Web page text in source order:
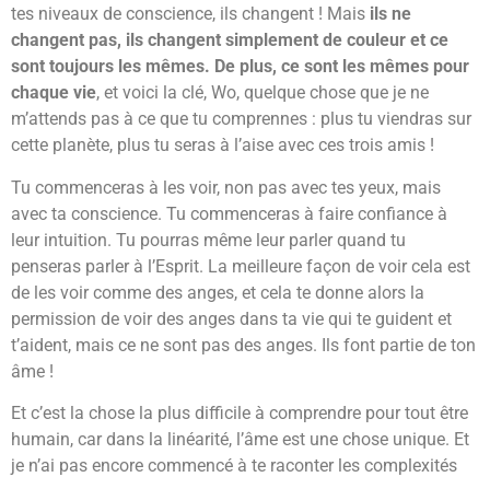
tes niveaux de conscience, ils changent ! Mais ils ne
changent pas, ils changent simplement de couleur et ce
sont toujours les mêmes. De plus, ce sont les mêmes pour
chaque vie, et voici la clé, Wo, quelque chose que je ne
m’attends pas à ce que tu comprennes : plus tu viendras sur
cette planète, plus tu seras à l’aise avec ces trois amis !
Tu commenceras à les voir, non pas avec tes yeux, mais
avec ta conscience. Tu commenceras à faire confiance à
leur intuition. Tu pourras même leur parler quand tu
penseras parler à l’Esprit. La meilleure façon de voir cela est
de les voir comme des anges, et cela te donne alors la
permission de voir des anges dans ta vie qui te guident et
t’aident, mais ce ne sont pas des anges. Ils font partie de ton
âme !
Et c’est la chose la plus difficile à comprendre pour tout être
humain, car dans la linéarité, l’âme est une chose unique. Et
je n’ai pas encore commencé à te raconter les complexités